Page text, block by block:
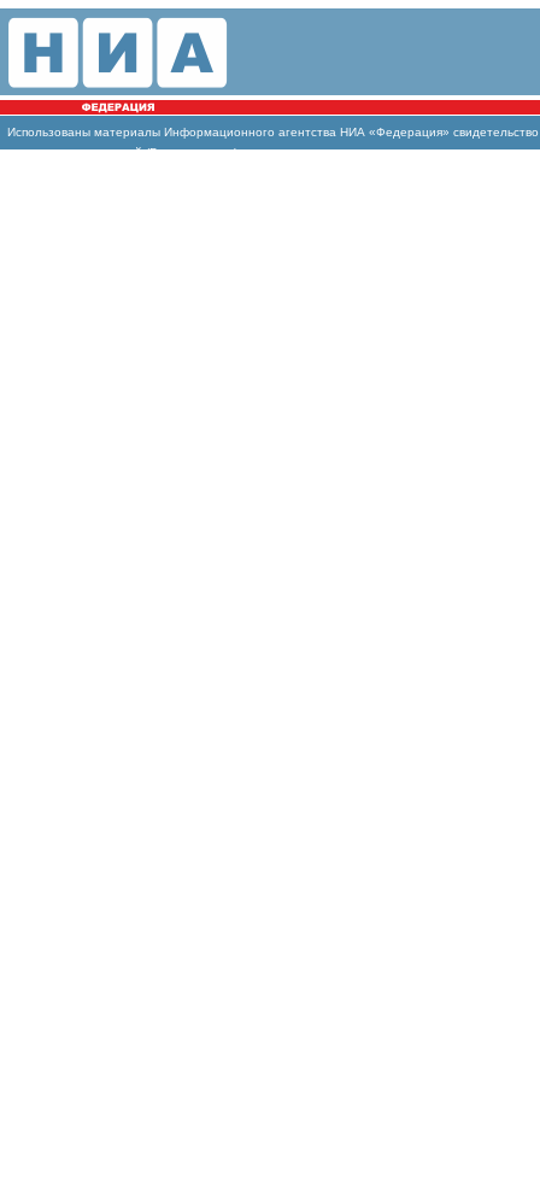
Использованы материалы Информационного агентства НИА «Федерация»
массовых коммуникаций (Роскомнадзор)